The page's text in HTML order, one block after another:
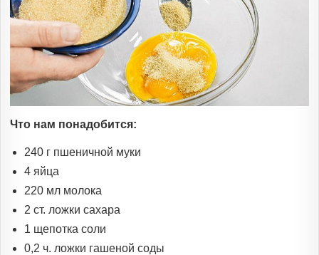
Что нам понадобится:
240 г пшеничной муки
4 яйца
220 мл молока
2 ст. ложки сахара
1 щепотка соли
0,2 ч. ложки гашеной соды